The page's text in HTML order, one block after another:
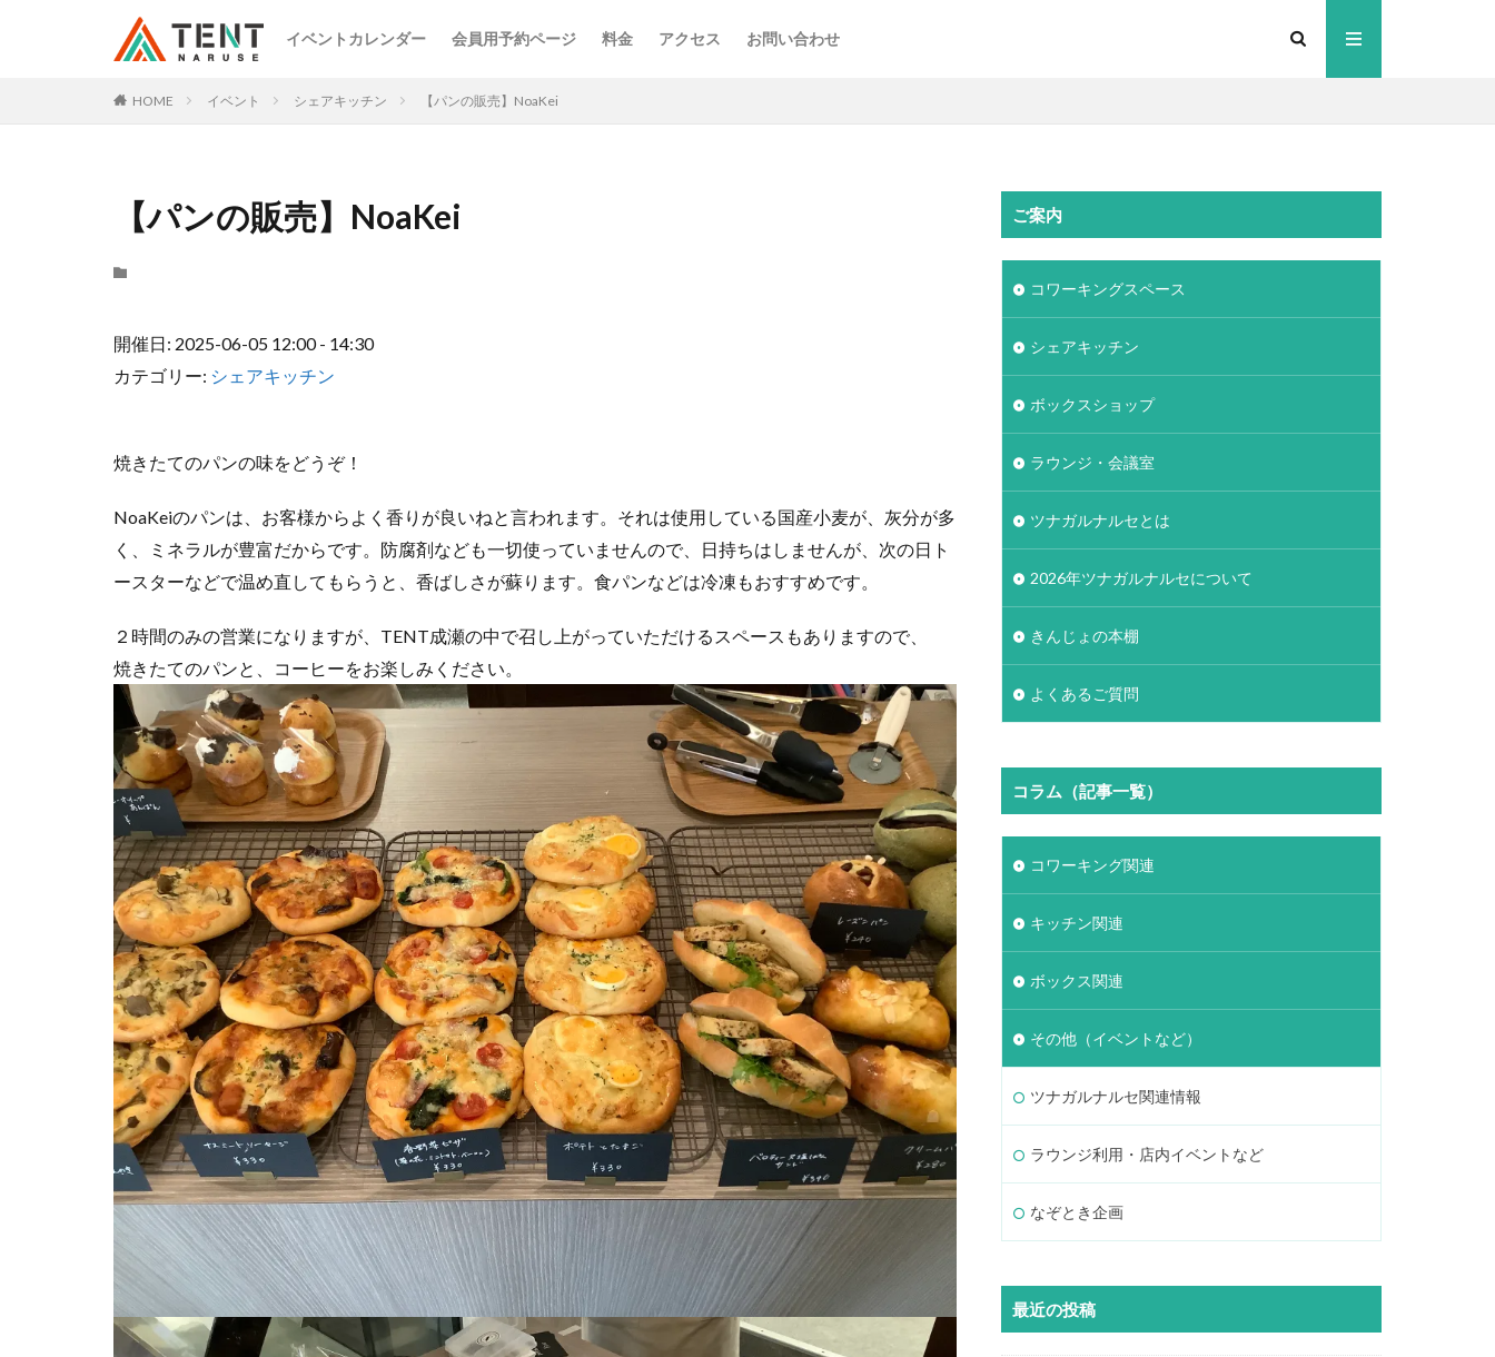
イベントカレンダー 会員用予約ページ 料金 アクセス お問い合わせ
HOME イベント シェアキッチン 【パンの販売】NoaKei
【パンの販売】NoaKei
開催日: 2025-06-05 12:00 - 14:30
カテゴリー: シェアキッチン
焼きたてのパンの味をどうぞ！
NoaKeiのパンは、お客様からよく香りが良いねと言われます。それは使用している国産小麦が、灰分が多
く、ミネラルが豊富だからです。防腐剤なども一切使っていませんので、日持ちはしませんが、次の日ト
ースターなどで温め直してもらうと、香ばしさが蘇ります。食パンなどは冷凍もおすすめです。
２時間のみの営業になりますが、TENT成瀬の中で召し上がっていただけるスペースもありますので、
焼きたてのパンと、コーヒーをお楽しみください。
ご案内
コワーキングスペース
シェアキッチン
ボックスショップ
ラウンジ・会議室
ツナガルナルセとは
2026年ツナガルナルセについて
きんじょの本棚
よくあるご質問
コラム（記事一覧）
コワーキング関連
キッチン関連
ボックス関連
その他（イベントなど）
ツナガルナルセ関連情報
ラウンジ利用・店内イベントなど
なぞとき企画
最近の投稿